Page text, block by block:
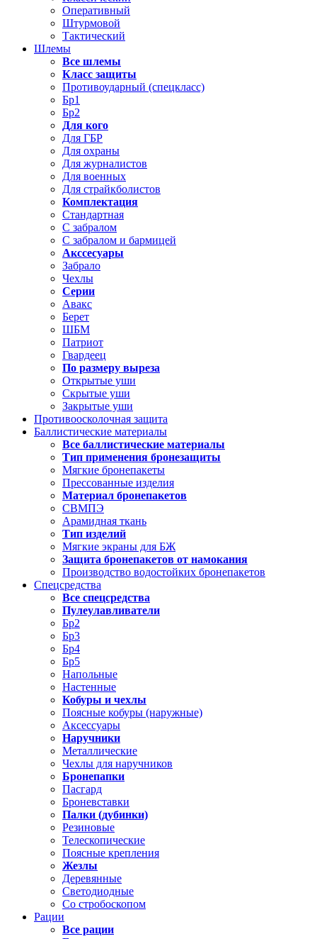
Оперативный
Штурмовой
Тактический
Шлемы
Все шлемы
Класс защиты
Противоударный (спецкласс)
Бр1
Бр2
Для кого
Для ГБР
Для охраны
Для журналистов
Для военных
Для страйкболистов
Комплектация
Стандартная
С забралом
С забралом и бармицей
Акссесуары
Забрало
Чехлы
Серии
Авакс
Берет
ШБМ
Патриот
Гвардеец
По размеру выреза
Открытые уши
Скрытые уши
Закрытые уши
Противоосколочная защита
Баллистические материалы
Все баллистические материалы
Тип применения бронезащиты
Мягкие бронепакеты
Прессованные изделия
Материал бронепакетов
СВМПЭ
Арамидная ткань
Тип изделий
Мягкие экраны для БЖ
Защита бронепакетов от намокания
Производство водостойких бронепакетов
Спецсредства
Все спецсредства
Пулеулавливатели
Бр2
Бр3
Бр4
Бр5
Напольные
Настенные
Кобуры и чехлы
Поясные кобуры (наружные)
Аксессуары
Наручники
Металлические
Чехлы для наручников
Бронепапки
Пасгард
Броневставки
Палки (дубинки)
Резиновые
Телескопические
Поясные крепления
Жезлы
Деревянные
Светодиодные
Со стробоскопом
Рации
Все рации